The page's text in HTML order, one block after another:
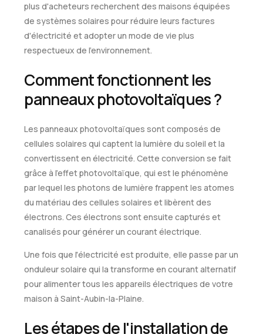
plus d'acheteurs recherchent des maisons équipées
de systèmes solaires pour réduire leurs factures
d'électricité et adopter un mode de vie plus
respectueux de l'environnement.
Comment fonctionnent les
panneaux photovoltaïques ?
Les panneaux photovoltaïques sont composés de
cellules solaires qui captent la lumière du soleil et la
convertissent en électricité. Cette conversion se fait
grâce à l'effet photovoltaïque, qui est le phénomène
par lequel les photons de lumière frappent les atomes
du matériau des cellules solaires et libèrent des
électrons. Ces électrons sont ensuite capturés et
canalisés pour générer un courant électrique.
Une fois que l'électricité est produite, elle passe par un
onduleur solaire qui la transforme en courant alternatif
pour alimenter tous les appareils électriques de votre
maison à Saint-Aubin-la-Plaine.
Les étapes de l'installation de